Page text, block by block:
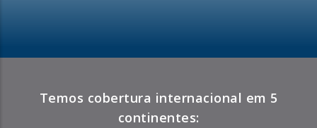
Temos cobertura internacional em 5
continentes: